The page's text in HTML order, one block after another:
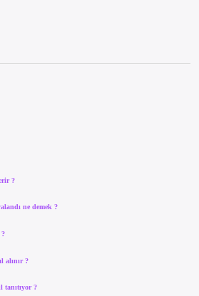
?
ne demek ?
alınır ?
tanıtıyor ?